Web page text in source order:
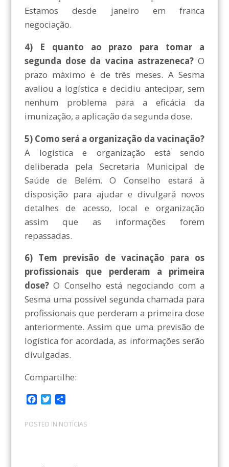
Estamos desde janeiro em franca
negociação.
4) E quanto ao prazo para tomar a
segunda dose da vacina astrazeneca?O
prazo máximo é de três meses. A Sesma
avaliou a logística e decidiu antecipar, sem
nenhum problema para a eficácia da
imunização, a aplicação da segunda dose.
5) Como será a organização da vacinação?
A logística e organização está sendo
deliberada pela Secretaria Municipal de
Saúde de Belém. O Conselho estará à
disposição para ajudar e divulgará novos
detalhes de acesso, local e organização
assim que as informações forem
repassadas.
6) Tem previsão de vacinação para os
profissionais que perderam a primeira
dose?O Conselho está negociando com a
Sesma uma possível segunda chamada para
profissionais que perderam a primeira dose
anteriormente. Assim que uma previsão de
logística for acordada, as informações serão
divulgadas.
Compartilhe:
c
e
i
t
m
p
POSTED IN NOTÍCIAS